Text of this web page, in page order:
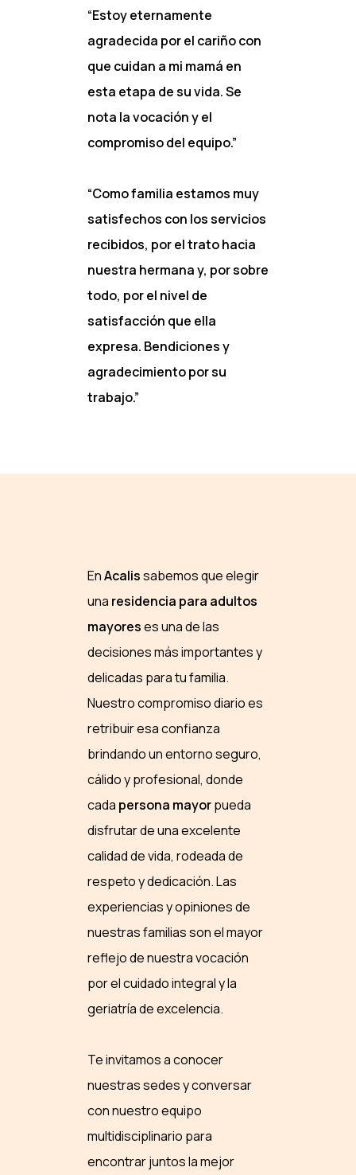
“Estoy eternamente
agradecida por el cariño con
que cuidan a mi mamá en
esta etapa de su vida. Se
nota la vocación y el
compromiso del equipo.”
“Como familia estamos muy
satisfechos con los servicios
recibidos, por el trato hacia
nuestra hermana y, por sobre
todo, por el nivel de
satisfacción que ella
expresa. Bendiciones y
agradecimiento por su
trabajo.”
EnAcalissabemos que elegir
una residencia para adultos
mayoreses una de las
decisiones más importantes y
delicadas para tu familia.
Nuestro compromiso diario es
retribuir esa confianza
brindando un entorno seguro,
cálido y profesional, donde
cada persona mayorpueda
disfrutar de una excelente
calidad de vida, rodeada de
respeto y dedicación. Las
experiencias y opiniones de
nuestras familias son el mayor
reflejo de nuestra vocación
por el cuidado integral y la
geriatría de excelencia.
Te invitamos a conocer
nuestras sedes y conversar
con nuestro equipo
multidisciplinario para
encontrar juntos la mejor